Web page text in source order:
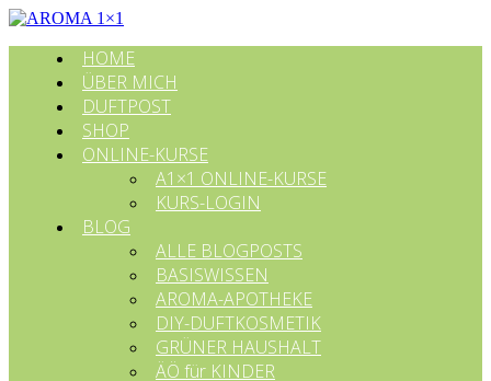
HOME
ÜBER MICH
DUFTPOST
SHOP
ONLINE-KURSE
A1×1 ONLINE-KURSE
KURS-LOGIN
BLOG
ALLE BLOGPOSTS
BASISWISSEN
AROMA-APOTHEKE
DIY-DUFTKOSMETIK
GRÜNER HAUSHALT
ÄÖ für KINDER